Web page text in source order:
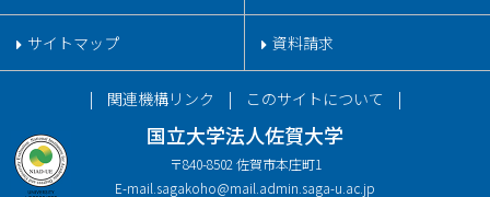
サイトマップ 資料請求
国立大学法人佐賀大学
〒840-8502 佐賀市本庄町1
E-mail. sagakoho@mail.admin.saga-u.ac.jp
関連機構リンク このサイトについて